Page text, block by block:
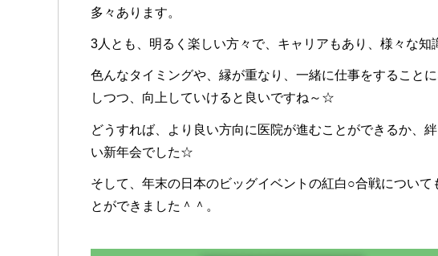
多々あります。
3人とも、明るく楽しい方々で、キャリアもあり、様々な知
色んなタイミングや、縁が重なり、一緒に仕事をすること
しつつ、向上していけると良いですね～☆
どうすれば、より良い方向に医院が進むことができるか、
い新年会でした☆
そして、年末の日本のビッグイベントの紅白○合戦について
とができました＾＾。